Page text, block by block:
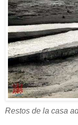
Restos de la casa